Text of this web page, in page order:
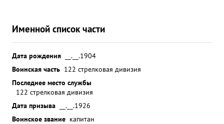
Именной список части
Дата рождения
__.__.1904
Воинская часть 122 стрелковая дивизия
Последнее место службы
122 стрелковая дивизия
Дата призыва
__.__.1926
Воинское звание капитан